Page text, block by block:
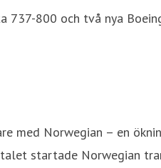
737-800 och två nya
med Norwegian – en
startade Norwegian